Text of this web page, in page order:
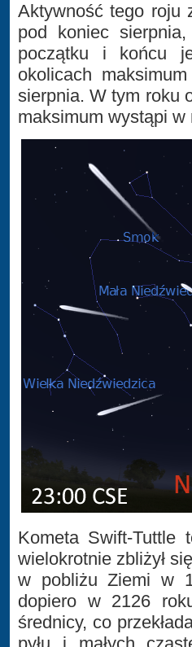
Aktywność tego roju
pod koniec
początku i końcu
okolicach
sierpnia. W tym roku
maksimum wystąpi
Kometa Swift-Tuttle
wielokrotnie zbliżył
w pobliżu Ziemi w
dopiero w 2126
średnicy, co